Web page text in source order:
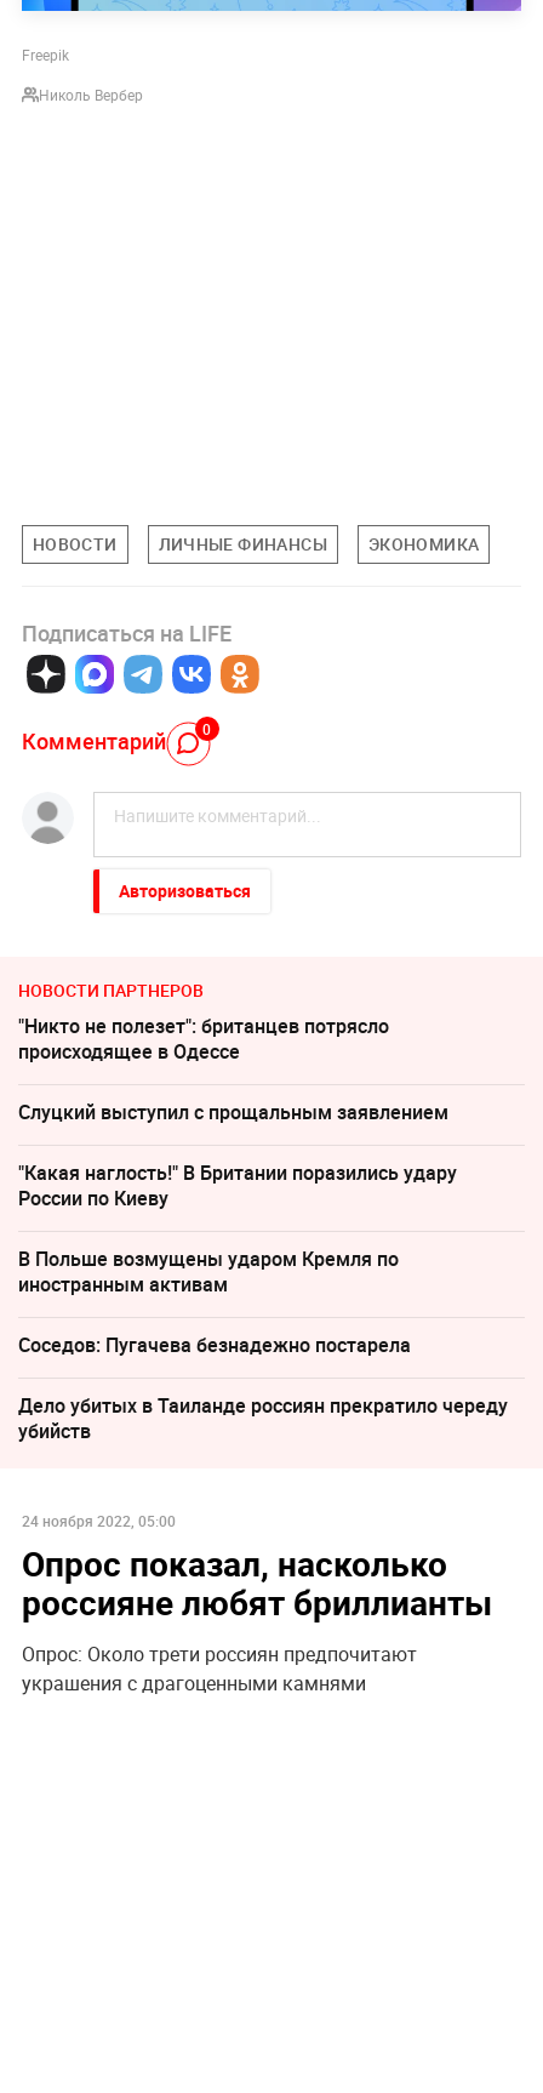
Freepik
Николь Вербер
НОВОСТИ ЛИЧНЫЕ ФИНАНСЫ ЭКОНОМИКА
Подписаться на LIFE
Комментарий 0
Авторизоваться
НОВОСТИ ПАРТНЕРОВ
"Никто не полезет": британцев потрясло
происходящее в Одессе
Слуцкий выступил с прощальным заявлением
"Какая наглость!" В Британии поразились удару
России по Киеву
В Польше возмущены ударом Кремля по
иностранным активам
Соседов: Пугачева безнадежно постарела
Дело убитых в Таиланде россиян прекратило череду
убийств
24 ноября 2022, 05:00
Опрос показал, насколько
россияне любят бриллианты
Опрос: Около трети россиян предпочитают
украшения с драгоценными камнями